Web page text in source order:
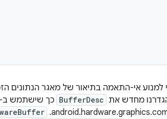
BufferDesc כך שישתמש ב-